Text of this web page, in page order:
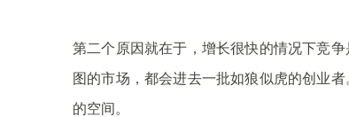
第二个原因就在于，增长很快的情况下竞
图的市场，都会进去一批如狼似虎的创业
的空间。